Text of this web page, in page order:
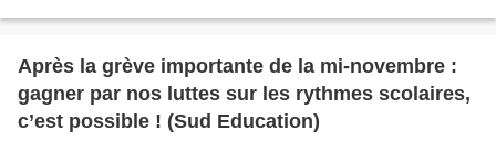
Après la grève importante de la mi-novembre :
gagner par nos luttes sur les rythmes scolaires,
c’est possible ! (Sud Education)